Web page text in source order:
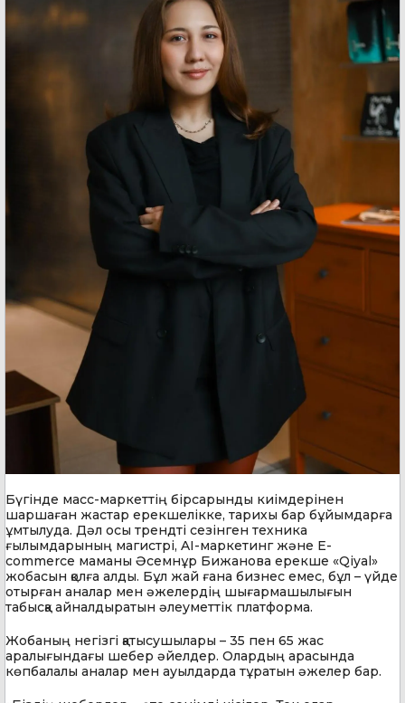
Бүгінде масс-маркеттің бірсарынды киімдерінен
шаршаған жастар ерекшелікке, тарихы бар бұйымдарға
ұмтылуда. Дәл осы трендті сезінген техника
ғылымдарының магистрі, AI-маркетинг және E-
commerce маманы Әсемнұр Бижанова ерекше «Qiyal»
жобасын қолға алды. Бұл жай ғана бизнес емес, бұл – үйде
отырған аналар мен әжелердің шығармашылығын
табысқа айналдыратын әлеуметтік платформа.
Жобаның негізгі қатысушылары – 35 пен 65 жас
аралығындағы шебер әйелдер. Олардың арасында
көпбалалы аналар мен ауылдарда тұратын әжелер бар.